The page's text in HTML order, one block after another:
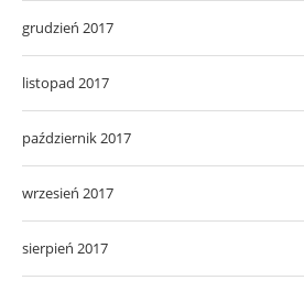
grudzień 2017
listopad 2017
październik 2017
wrzesień 2017
sierpień 2017